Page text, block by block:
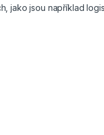
jako jsou například